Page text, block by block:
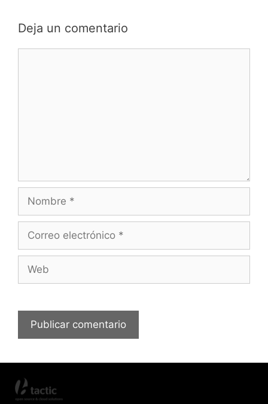
Deja un comentario